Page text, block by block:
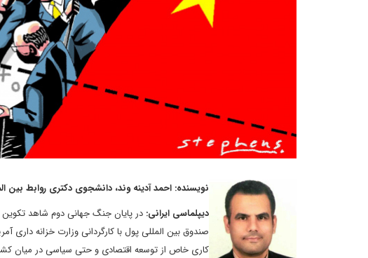
نویسنده: احمد آدینه وند، دانشجوی دکتری روابط بین
دیپلماسی ایرانی: در پایان جنگ جهانی دوم شاهد تکوین
صندوق بین المللی پول با کارگردانی وزارت خزانه داری
کاری خاص از توسعه اقتصادی و حتی سیاسی در میان